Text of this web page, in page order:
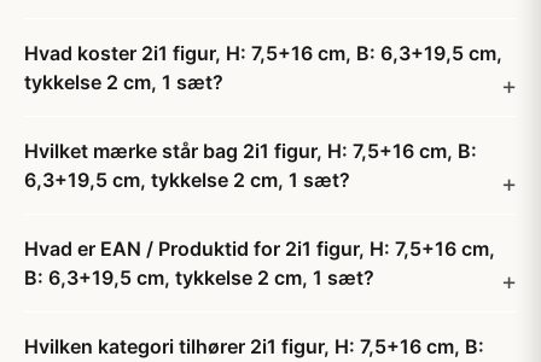
Hvad koster 2i1 figur, H: 7,5+16 cm, B: 6,3+19,5 cm,
tykkelse 2 cm, 1 sæt?
Hvilket mærke står bag 2i1 figur, H: 7,5+16 cm, B:
6,3+19,5 cm, tykkelse 2 cm, 1 sæt?
Hvad er EAN / Produktid for 2i1 figur, H: 7,5+16 cm,
B: 6,3+19,5 cm, tykkelse 2 cm, 1 sæt?
Hvilken kategori tilhører 2i1 figur, H: 7,5+16 cm, B: